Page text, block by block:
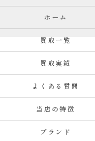
ホーム
買取一覧
買取実績
よくある質問
当店の特徴
ブランド